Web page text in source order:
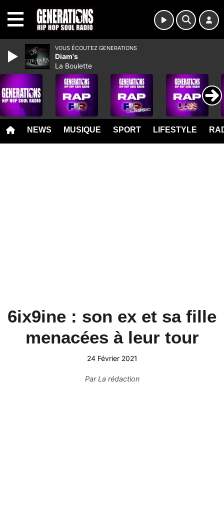
NEWS MUSIQUE SPORT LIFESTYLE
6ix9ine : son ex et sa fille
menacées à leur tour
24 Février 2021
ParLa rédaction
VOUS ÉCOUTEZ GENERATIONS
Diam's
La Boulette